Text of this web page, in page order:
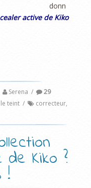
donn
active de Kiko
Serena /
29
teint / correcteur,
de Kiko ?
!